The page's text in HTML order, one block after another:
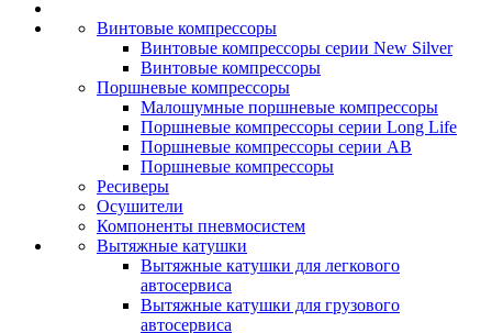
Винтовые компрессоры
Винтовые компрессоры серии New Silver
Винтовые компрессоры
Поршневые компрессоры
Малошумные поршневые компрессоры
Поршневые компрессоры серии Long Life
Поршневые компрессоры серии AB
Поршневые компрессоры
Ресиверы
Осушители
Компоненты пневмосистем
Вытяжные катушки
Вытяжные катушки для легкового
автосервиса
Вытяжные катушки для грузового
автосервиса